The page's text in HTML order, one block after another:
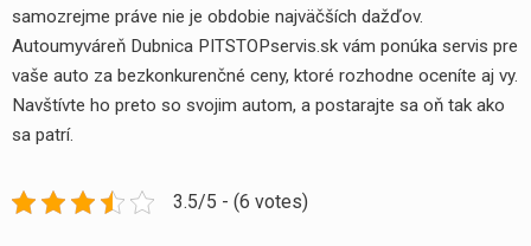
samozrejme práve nie je obdobie najväčších dažďov.
Autoumyváreň Dubnica PITSTOPservis.sk vám ponúka servis pre
vaše auto za bezkonkurenčné ceny, ktoré rozhodne oceníte aj vy.
Navštívte ho preto so svojim autom, a postarajte sa oň tak ako
sa patrí.
3.5/5 - (6 votes)